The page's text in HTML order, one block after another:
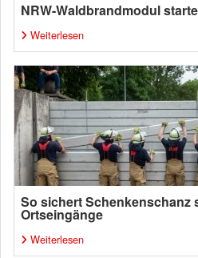
NRW-Waldbrandmodul
Weiterlesen
So sichert Schenkenschanz
Ortseingänge
Weiterlesen